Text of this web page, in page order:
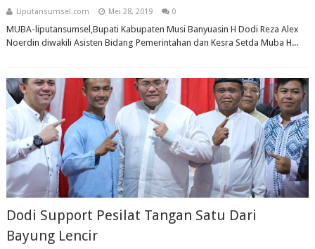
Liputansumsel.com Mei 28, 2019 0
MUBA-liputansumsel,Bupati Kabupaten Musi Banyuasin H Dodi Reza Alex
Noerdin diwakili Asisten Bidang Pemerintahan dan Kesra Setda Muba H...
Dodi Support Pesilat Tangan Satu Dari
Bayung Lencir